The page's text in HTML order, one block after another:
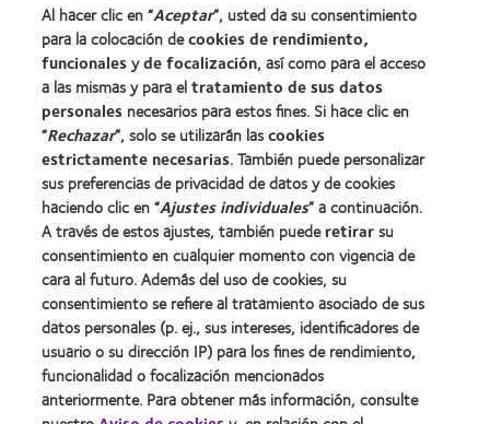
Usuario experimentado
Blog
Sobre nosotros
Carreras
Noticias
Contacto
Legal
Política de privacidad
Aviso Legal
Aviso de cookies
Al hacer clic en “Aceptar”, usted da su consentimiento
para la colocación decookies de rendimiento,
funcionalesyde focalización, así como para el acceso
a las mismas y para eltratamiento de sus datos
personales necesarios para estos fines. Si hace clic en
“Rechazar”, solo se utilizarán lascookies
estrictamente necesarias. También puede personalizar
sus preferencias de privacidad de datos y de cookies
haciendo clic en “Ajustes individuales” a continuación.
A través de estos ajustes, también puederetirarsu
consentimiento en cualquier momento con vigencia de
cara al futuro. Además del uso de cookies, su
consentimiento se refiere al tratamiento asociado de sus
datos personales (p. ej., sus intereses, identificadores de
usuario o su dirección IP) para los fines de rendimiento,
funcionalidad o focalización mencionados
anteriormente. Para obtener más información, consulte